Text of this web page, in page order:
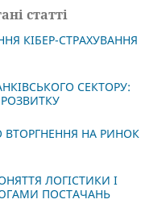
статті
КІБЕР-СТРАХУВАННЯ
СЕКТОРУ:
НА РИНОК
ЛОГІСТИКИ І
ПОСТАЧАНЬ